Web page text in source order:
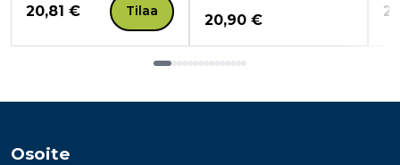
Hinta nyt
20,81 € Tilaa Hinta nyt
20,90 €
Osoite